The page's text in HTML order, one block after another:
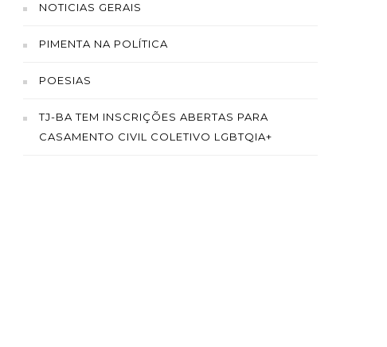
NOTICIAS GERAIS
PIMENTA NA POLÍTICA
POESIAS
TJ-BA TEM INSCRIÇÕES ABERTAS PARA
CASAMENTO CIVIL COLETIVO LGBTQIA+